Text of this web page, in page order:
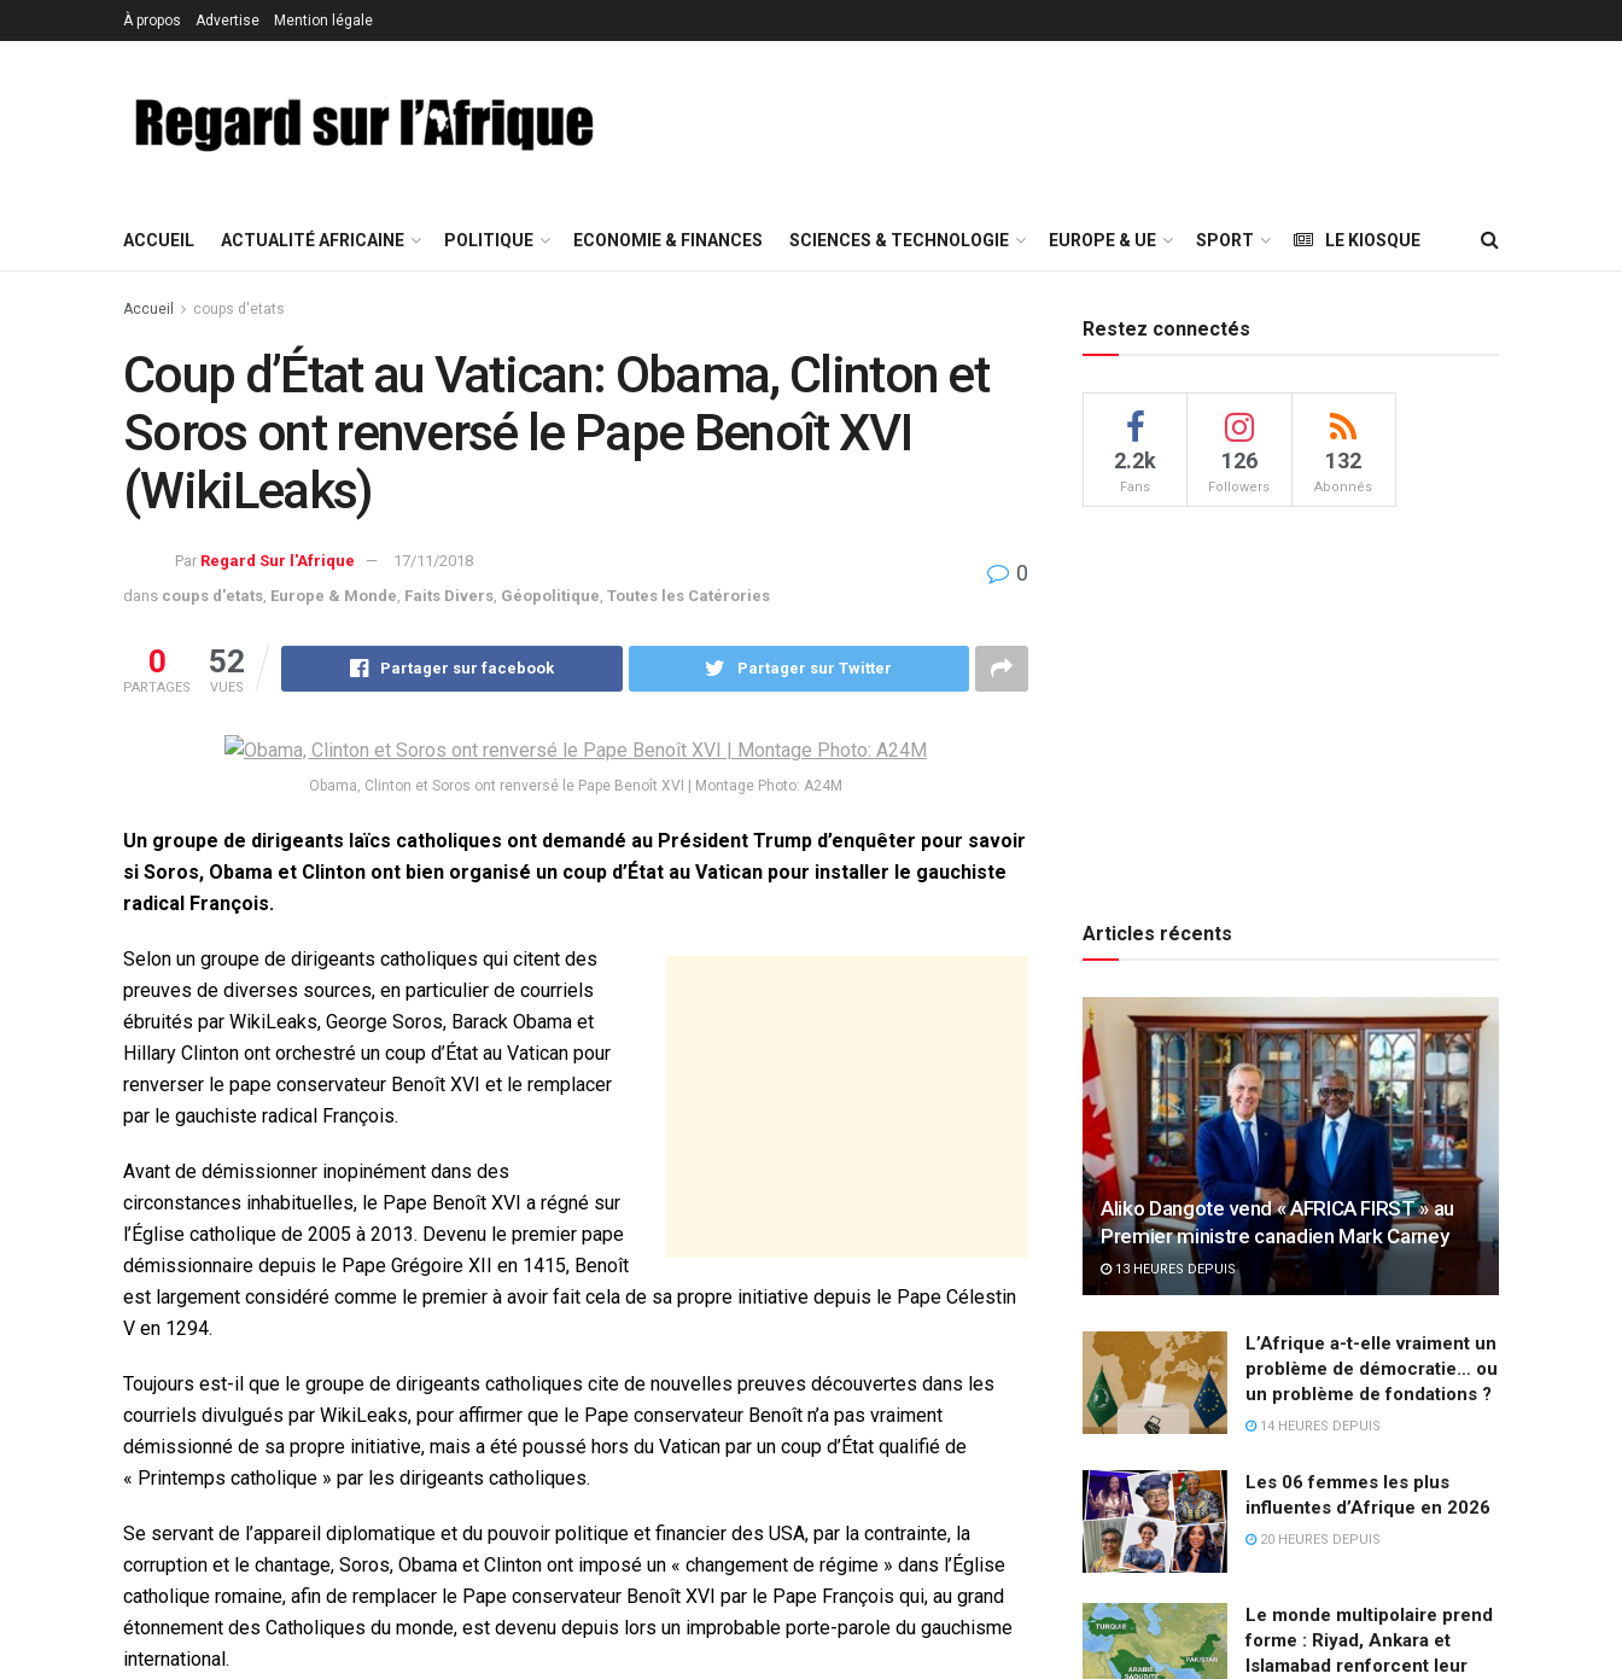
À propos Advertise Mention légale
ACCUEIL ACTUALITÉ AFRICAINE POLITIQUE ECONOMIE & FINANCES SCIENCES & TECHNOLOGIE EUROPE & UE SPORT LE KIOSQUE
Accueil coups d'etats
Coup d’État au Vatican: Obama, Clinton et
Soros ont renversé le Pape Benoît XVI
(WikiLeaks)
Par Regard Sur l'Afrique
17/11/2018
dans coups d'etats Europe & Monde Faits Divers Géopolitique Toutes les Catérories
0
0
PARTAGES
52
VUES
Partager sur facebook Partager sur Twitter
Obama, Clinton et Soros ont renversé le Pape Benoît XVI | Montage Photo: A24M
Un groupe de dirigeants laïcs catholiques ont demandé au Président Trump d’enquêter pour savoir
si Soros, Obama et Clinton ont bien organisé un coup d’État au Vatican pour installer le gauchiste
radical François.
Selon un groupe de dirigeants catholiques qui citent des
preuves de diverses sources, en particulier de courriels
ébruités par WikiLeaks, George Soros, Barack Obama et
Hillary Clinton ont orchestré un coup d’État au Vatican pour
renverser le pape conservateur Benoît XVI et le remplacer
par le gauchiste radical François.
Avant de démissionner inopinément dans des
circonstances inhabituelles, le Pape Benoît XVI a régné sur
l’Église catholique de 2005 à 2013. Devenu le premier pape
démissionnaire depuis le Pape Grégoire XII en 1415, Benoît
est largement considéré comme le premier à avoir fait cela de sa propre initiative depuis le Pape Célestin
V en 1294.
Toujours est-il que le groupe de dirigeants catholiques cite de nouvelles preuves découvertes dans les
courriels divulgués par WikiLeaks, pour affirmer que le Pape conservateur Benoît n’a pas vraiment
démissionné de sa propre initiative, mais a été poussé hors du Vatican par un coup d’État qualifié de
« Printemps catholique » par les dirigeants catholiques.
Se servant de l’appareil diplomatique et du pouvoir politique et financier des USA, par la contrainte, la
corruption et le chantage, Soros, Obama et Clinton ont imposé un « changement de régime » dans l’Église
catholique romaine, afin de remplacer le Pape conservateur Benoît XVI par le Pape François qui, au grand
étonnement des Catholiques du monde, est devenu depuis lors un improbable porte-parole du gauchisme
international.
Restez connectés
2.2k
Fans
126
Followers
132
Abonnés
Articles récents
Aliko Dangote vend « AFRICA FIRST » au
Premier ministre canadien Mark Carney
13 HEURES DEPUIS
L’Afrique a-t-elle vraiment un
problème de démocratie… ou
un problème de fondations ?
14 HEURES DEPUIS
Les 06 femmes les plus
influentes d’Afrique en 2026
20 HEURES DEPUIS
Le monde multipolaire prend
forme : Riyad, Ankara et
Islamabad renforcent leur